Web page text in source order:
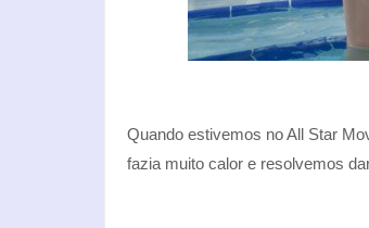
Quando estivemos no All Star
fazia muito calor e resolvemos